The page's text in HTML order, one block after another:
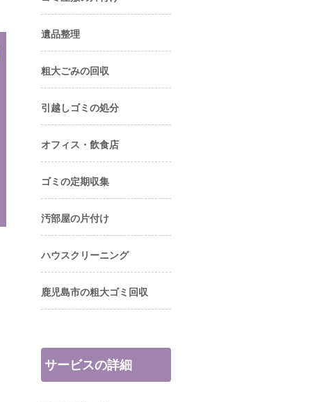
遺品整理
粗大ごみの回収
引越しゴミの処分
オフィス・飲食店
ゴミの定期収集
汚部屋の片付け
ハウスクリーニング
鹿児島市の粗大ゴミ回収
サービスの詳細